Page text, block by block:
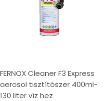
FERNOX Cleaner F3 Express
aerosol tisztítószer 400ml-
130 liter víz hez